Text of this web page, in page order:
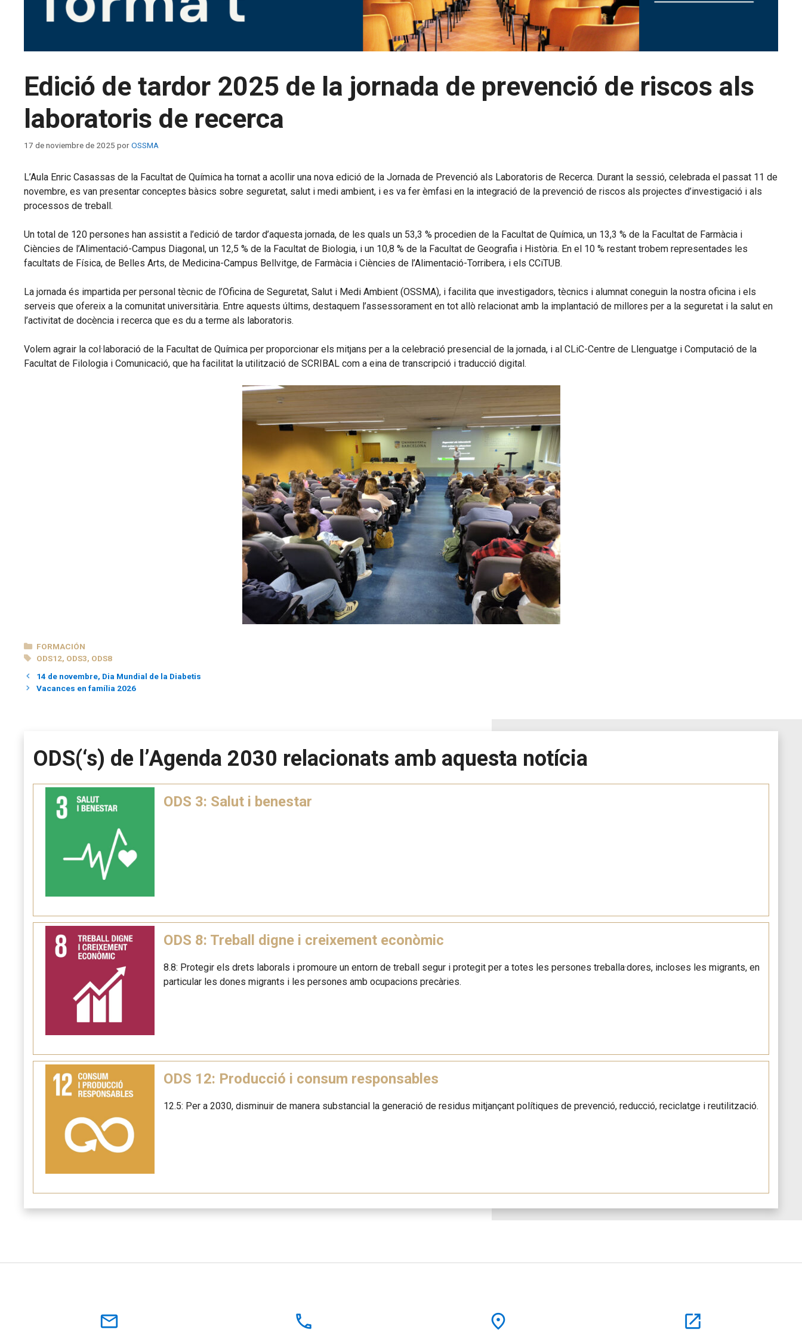
Edició de tardor 2025 de la jornada de prevenció de riscos als
laboratoris de recerca
17 de noviembre de 2025 porOSSMA
L’Aula Enric Casassas de la Facultat de Química ha tornat a acollir una nova edició de la Jornada de Prevenció als Laboratoris de Recerca. Durant la sessió, celebrada el passat 11 de
novembre, es van presentar conceptes bàsics sobre seguretat, salut i medi ambient, i es va fer èmfasi en la integració de la prevenció de riscos als projectes d’investigació i als
processos de treball.
Un total de 120 persones han assistit a l’edició de tardor d’aquesta jornada, de les quals un 53,3 % procedien de la Facultat de Química, un 13,3 % de la Facultat de Farmàcia i
Ciències de l’Alimentació-Campus Diagonal, un 12,5 % de la Facultat de Biologia, i un 10,8 % de la Facultat de Geografia i Història. En el 10 % restant trobem representades les
facultats de Física, de Belles Arts, de Medicina-Campus Bellvitge, de Farmàcia i Ciències de l’Alimentació-Torribera, i els CCiTUB.
La jornada és impartida per personal tècnic de l’Oficina de Seguretat, Salut i Medi Ambient (OSSMA), i facilita que investigadors, tècnics i alumnat coneguin la nostra oficina i els
serveis que ofereix a la comunitat universitària. Entre aquests últims, destaquem l’assessorament en tot allò relacionat amb la implantació de millores per a la seguretat i la salut en
l’activitat de docència i recerca que es du a terme als laboratoris.
Volem agrair la col·laboració de la Facultat de Química per proporcionar els mitjans per a la celebració presencial de la jornada, i al CLiC-Centre de Llenguatge i Computació de la
Facultat de Filologia i Comunicació, que ha facilitat la utilització de SCRIBAL com a eina de transcripció i traducció digital.
CATEGORÍAS
FORMACIÓN
ETIQUETAS
ODS12, ODS3, ODS8
14 de novembre, Dia Mundial de la Diabetis
Vacances en família 2026
ODS(‘s) de l’Agenda 2030 relacionats amb aquesta notícia
ODS 3: Salut i benestar
ODS 8: Treball digne i creixement econòmic
8.8: Protegir els drets laborals i promoure un entorn de treball segur i protegit per a totes les persones treballa·dores, incloses les migrants, en
particular les dones migrants i les persones amb ocupacions precàries.
ODS 12: Producció i consum responsables
12.5: Per a 2030, disminuir de manera substancial la generació de residus mitjançant polítiques de prevenció, reducció, reciclatge i reutilització.
mail_outline local_phone place open_in_new